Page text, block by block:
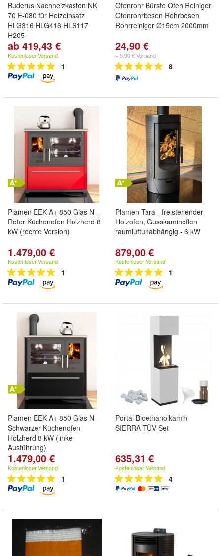
Buderus Nachheizkasten NK
70 E-080 für Heizeinsatz
HLG316 HLG416 HLS117
H205
ab 419,43 €
Kostenloser Versand
1
Ofenrohr Bürste Ofen Reiniger
Ofenrohrbesen Rohrbesen
Rohrreiniger Ø15cm 2000mm
24,90 €
+ 5,90 € Versand
8
Plamen EEK A+ 850 Glas N –
Roter Küchenofen Holzherd 8
kW (rechte Version)
1.479,00 €
Kostenloser Versand
1
Plamen Tara - freistehender
Holzofen, Gusskaminoffen
raumluftunabhängig - 6 kW
879,00 €
Kostenloser Versand
1
Plamen EEK A+ 850 Glas N -
Schwarzer Küchenofen
Holzherd 8 kW (linke
Ausführung)
1.479,00 €
Kostenloser Versand
1
Portal Bioethanolkamin
SIERRA TÜV Set
635,31 €
Kostenloser Versand
4